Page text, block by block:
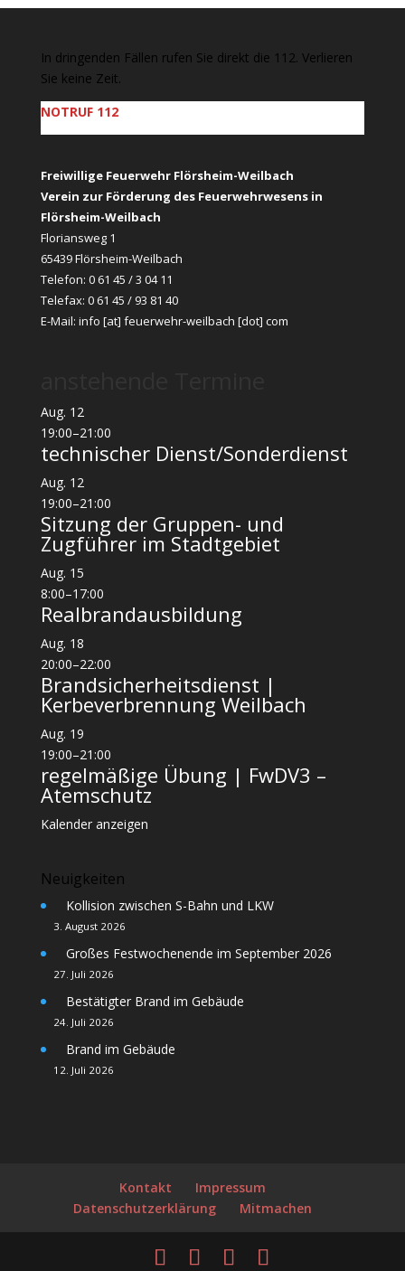
In dringenden Fällen rufen Sie direkt die 112. Verlieren
Sie keine Zeit.
NOTRUF 112
Freiwillige Feuerwehr Flörsheim-Weilbach
Verein zur Förderung des Feuerwehrwesens in
Flörsheim-Weilbach
Floriansweg 1
65439 Flörsheim-Weilbach
Telefon: 0 61 45 / 3 04 11
Telefax: 0 61 45 / 93 81 40
E-Mail: info [at] feuerwehr-weilbach [dot] com
Aug. 12
19:00–21:00
technischer Dienst/Sonderdienst
Aug. 12
19:00–21:00
Sitzung der Gruppen- und
Zugführer im Stadtgebiet
Aug. 15
8:00–17:00
Realbrandausbildung
Aug. 18
20:00–22:00
Brandsicherheitsdienst |
Kerbeverbrennung Weilbach
Aug. 19
19:00–21:00
regelmäßige Übung | FwDV3 –
Atemschutz
Kalender anzeigen
Neuigkeiten
Kollision zwischen S-Bahn und LKW
3. August 2026
Großes Festwochenende im September 2026
27. Juli 2026
Bestätigter Brand im Gebäude
24. Juli 2026
Brand im Gebäude
12. Juli 2026
Kontakt
Impressum
Datenschutzerklärung
Mitmachen